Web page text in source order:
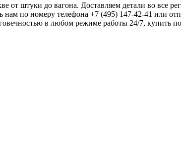
штуки до вагона. Доставляем детали во все
по номеру телефона +7 (495) 147-42-41 или
в любом режиме работы 24/7, купить